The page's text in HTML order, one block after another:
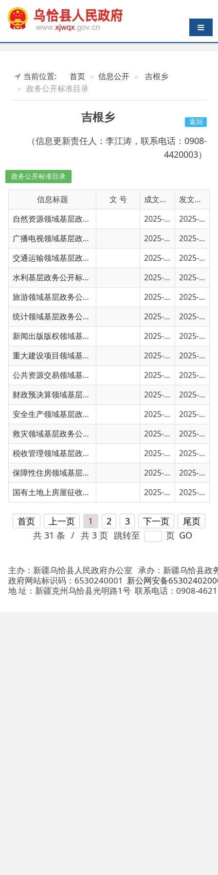
导航切换
政务公开标准目录
吉根乡
（信息更新责任人：李江涛，联系电话：0908-
4420003）
信息标题
2025-01-30
广播电视领域基层政务公开事项目录 2025-01-30
2025-01-30
交通运输领域基层政务公开事项目录
2025-01-30
2025-01-30
水利基层政务公开标准目录
旅游领域基层政务公开标准目录 2025-01-30 2025-01-30
统计领域基层政务公开标准目录 2025-01-30 2025-01-30
新闻出版版权领域基层政务公开标准目录 2025-01-30
2025-01-30
重大建设项目领域基层政务公开标准目录
2025-01-29 2025-01-29
公共资源交易领域基层政务公开标准目录 2025-01-29 2025-01-29
财政预决算领域基层政务公开标准目录 2025-01-29 2025-01-29
安全生产领域基层政务公开标准目录 2025-01-29 2025-01-29
救灾领域基层政务公开标准目录 2025-01-29
2025-01-29
税收管理领域基层政务公开标准目录
保障性住房领域基层政务公开标准目录 2025-01-29 2025-01-29
国有土地上房屋征收与补偿领域基层政务公开... 2025-01-29 2025-01-29
首页 上一页 1 2 3 下一页
尾页
共 31 条 / 共 3 页 页 GO
主办：新疆乌恰县人民政府办公室承办：新疆乌恰县政务服务
政府网站标识码：6530240001新公网安备65302402000101号
地 址：新疆克州乌恰县光明路1号
联系电话：0908-4621030